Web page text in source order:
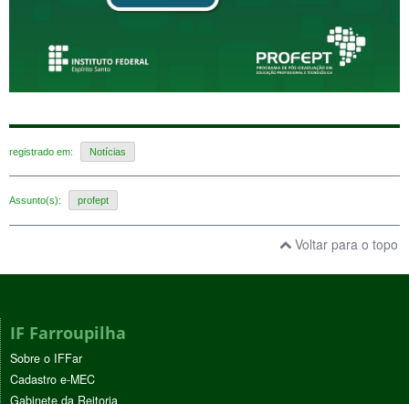
registrado em: Notícias
Assunto(s): profept
Voltar para o topo
IF Farroupilha
Sobre o IFFar
Cadastro e-MEC
Gabinete da Reitoria